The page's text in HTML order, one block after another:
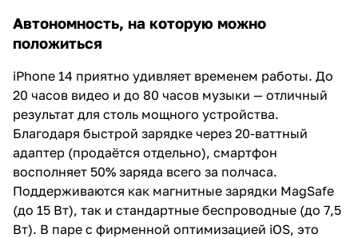
Автономность, на которую можно
положиться
iPhone 14 приятно удивляет временем работы. До
20 часов видео и до 80 часов музыки — отличный
результат для столь мощного устройства.
Благодаря быстрой зарядке через 20-ваттный
адаптер (продаётся отдельно), смартфон
восполняет 50% заряда всего за полчаса.
Поддерживаются как магнитные зарядки MagSafe
(до 15 Вт), так и стандартные беспроводные (до 7,5
Вт). В паре с фирменной оптимизацией iOS, это